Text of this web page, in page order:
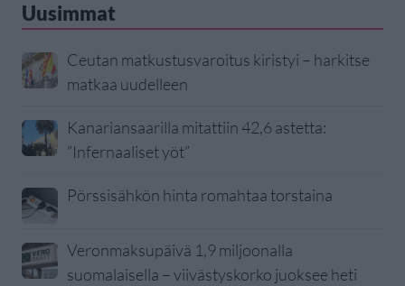
Uusimmat
Ceutan matkustusvaroitus kiristyi – harkitse
matkaa uudelleen
Kanariansaarilla mitattiin 42,6 astetta:
”Infernaaliset yöt”
Pörssisähkön hinta romahtaa torstaina
Veronmaksupäivä 1,9 miljoonalla
suomalaisella – viivästyskorko juoksee heti